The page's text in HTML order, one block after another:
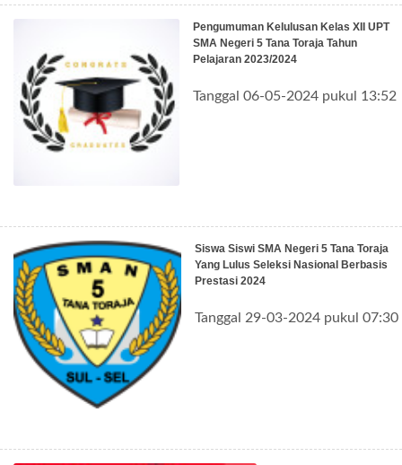
Pengumuman Kelulusan Kelas XII UPT
SMA Negeri 5 Tana Toraja Tahun
Pelajaran 2023/2024
Tanggal 06-05-2024 pukul 13:52
Siswa Siswi SMA Negeri 5 Tana Toraja
Yang Lulus Seleksi Nasional Berbasis
Prestasi 2024
Tanggal 29-03-2024 pukul 07:30